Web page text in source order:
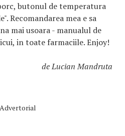
butonul de temperatura
Recomandarea mea e sa
mai usoara - manualul de
in toate farmaciile. Enjoy!
de Lucian Mandruta
Advertorial